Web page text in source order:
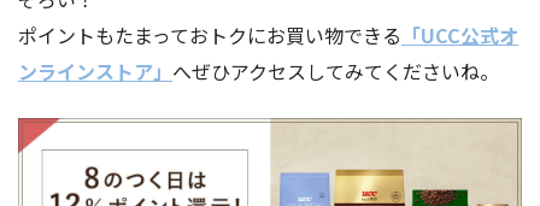
ポイントもたまっておトクにお買い物できる 「UCC公式オ
ンラインストア」 へぜひアクセスしてみてくださいね。